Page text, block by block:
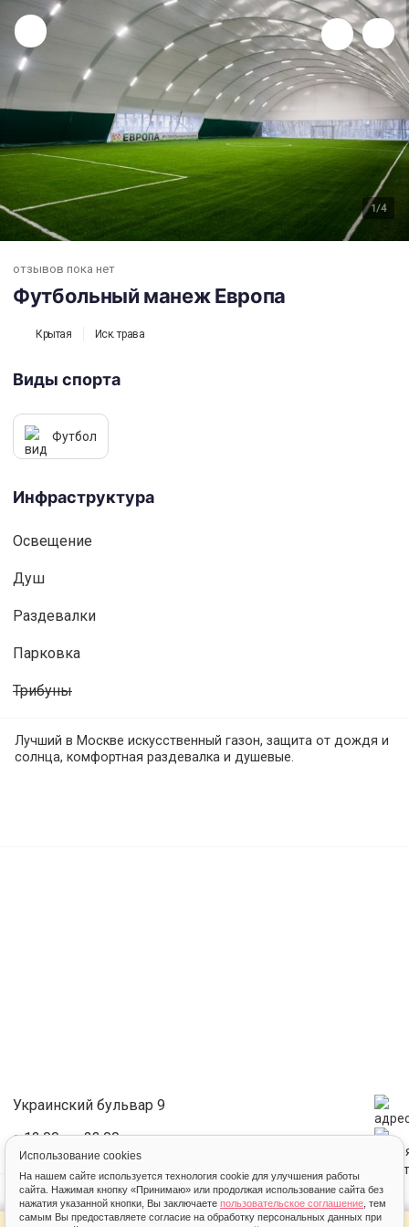
Использование cookies
На нашем сайте используется технология cookie для улучшения работы
сайта. Нажимая кнопку «Принимаю» или продолжая использование сайта без
нажатия указанной кнопки, Вы заключаете пользовательское соглашение , тем
самым Вы предоставляете согласие на обработку персональных данных при
1/4
Футбольный манеж Европа
отзывов пока нет
Футбольный манеж Европа
Крытая Иск. трава
Виды спорта
Футбол
Инфраструктура
Освещениe
Душ
Раздевалки
Парковка
Трибуны
Лучший в Москве искусственный газон, защита от дождя и
солнца, комфортная раздевалка и душевые.
Украинский бульвар 9
с 12:00 до 23:00